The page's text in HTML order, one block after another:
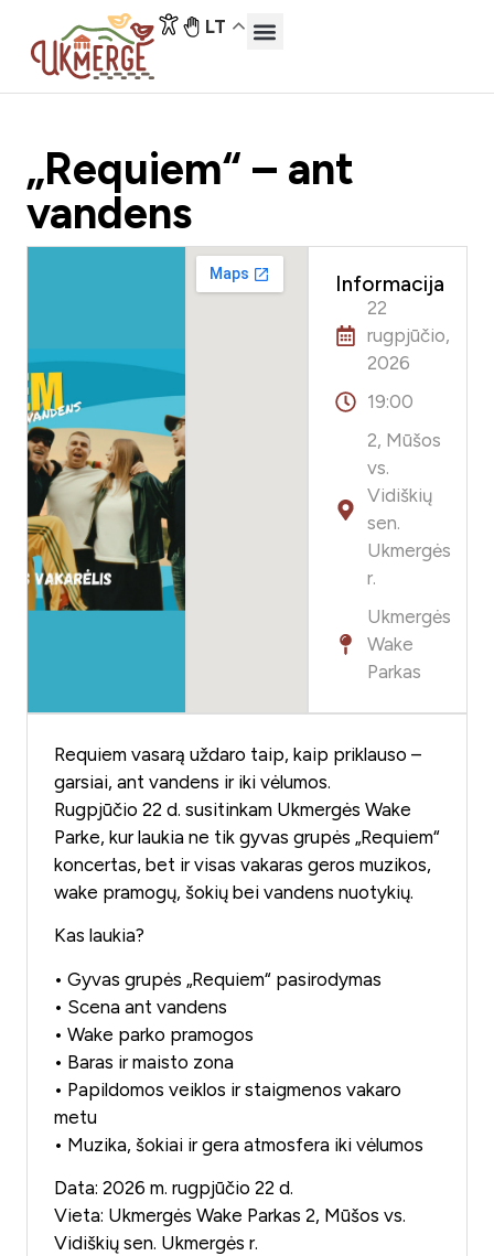
LT
„Requiem“ – ant
vandens
Informacija
22
rugpjūčio,
2026
19:00
2, Mūšos
vs.
Vidiškių
sen.
Ukmergės
r.
Ukmergės
Wake
Parkas
Requiem vasarą uždaro taip, kaip priklauso –
garsiai, ant vandens ir iki vėlumos.
Rugpjūčio 22 d. susitinkam Ukmergės Wake
Parke, kur laukia ne tik gyvas grupės „Requiem“
koncertas, bet ir visas vakaras geros muzikos,
wake pramogų, šokių bei vandens nuotykių.
Kas laukia?
• Gyvas grupės „Requiem“ pasirodymas
• Scena ant vandens
• Wake parko pramogos
• Baras ir maisto zona
• Papildomos veiklos ir staigmenos vakaro
metu
• Muzika, šokiai ir gera atmosfera iki vėlumos
Data: 2026 m. rugpjūčio 22 d.
Vieta: Ukmergės Wake Parkas 2, Mūšos vs.
Vidiškių sen. Ukmergės r.